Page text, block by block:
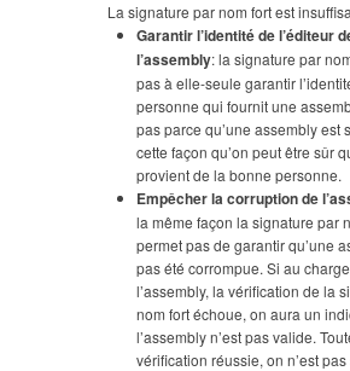
La signature par nom fort est
Garantir l’identité de l’éditeur
l’assembly: la signature par
pas à elle-seule garantir
personne qui fournit une
pas parce qu’une assembly est
cette façon qu’on peut être sûr
provient de la bonne personne.
Empêcher la corruption de
la même façon la signature par
permet pas de garantir qu’une
pas été corrompue. Si au
l’assembly, la vérification de la
nom fort échoue, on aura un
l’assembly n’est pas valide.
vérification réussie, on n’est